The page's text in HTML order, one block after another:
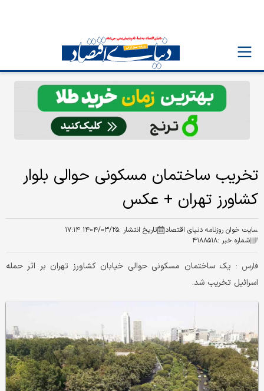
تخریب ساختمان مسکونی حوالی بلوار
کشاورز تهران + عکس
سایت خوان روزنامه دنیای اقتصاد تاریخ انتشار :۱۴۰۴/۰۳/۲۵ ۱۷:۱۴
شماره خبر :۴۱۸۸۵۱۸
فارس : یک ساختمان مسکونی حوالی خیابان کشاورز تهران بر اثر حمله
اسرائیل تخریب شد.